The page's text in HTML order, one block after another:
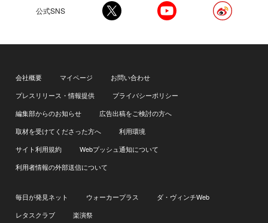
公式SNS
会社概要 マイページ
お問い合わせ
プレスリリース・情報提供
プライバシーポリシー
編集部からのお知らせ
広告出稿をご検討の方へ
取材を受けてくださった方へ
利用環境
サイト利用規約
Webプッシュ通知について
利用者情報の外部送信について
毎日が発見ネット ウォーカープラス
ダ・ヴィンチWeb
レタスクラブ
楽演祭